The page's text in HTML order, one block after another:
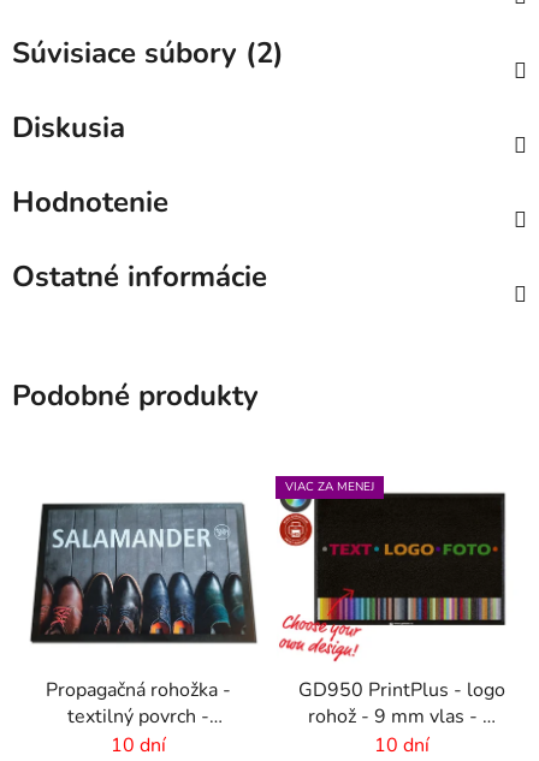
Súvisiace súbory (2)
Diskusia
Hodnotenie
Ostatné informácie
Podobné produkty
Propagačná rohožka -
textilný povrch -
85x120 cm
10 dní
VIAC ZA MENEJ
GD950 PrintPlus - logo
rohož - 9 mm vlas - 2
cm gumový okraj
10 dní